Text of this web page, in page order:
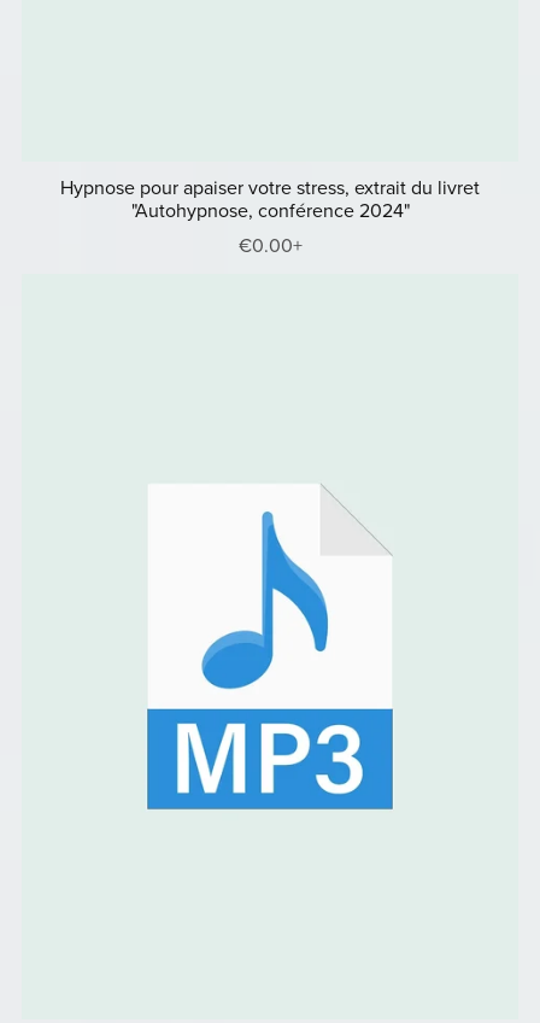
Hypnose pour apaiser votre stress, extrait du livret
"Autohypnose, conférence 2024"
€0.00+